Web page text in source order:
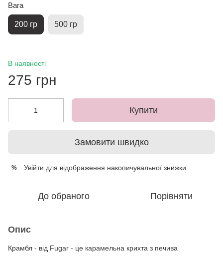
Вага
200 гр 500 гр
В наявності
275 грн
Купити
Замовити швидко
% Увійти для відображення накопичувальної знижки
До обраного Порівняти
Опис
Крамбл - від Fugar - це карамельна крихта з печива